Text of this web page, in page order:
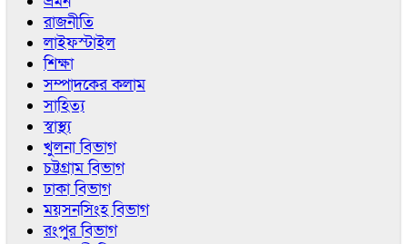
রাজনীতি
লাইফস্টাইল
শিক্ষা
সম্পাদকের কলাম
সাহিত্য
স্বাস্থ্য
খুলনা বিভাগ
চট্টগ্রাম বিভাগ
ঢাকা বিভাগ
ময়সনসিংহ বিভাগ
রংপুর বিভাগ